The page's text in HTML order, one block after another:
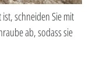
schneiden Sie mit
ab, sodass sie